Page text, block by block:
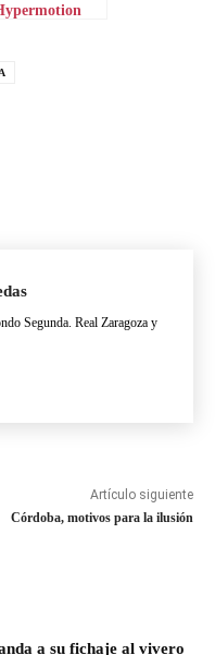
Segunda. Real Zaragoza y
Artículo siguiente
Córdoba, motivos para la ilusión
a su fichaje al vivero